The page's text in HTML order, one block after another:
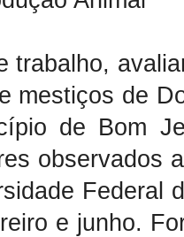
trabalho,
mestiços de
de Bom
observados
Federal
e junho.